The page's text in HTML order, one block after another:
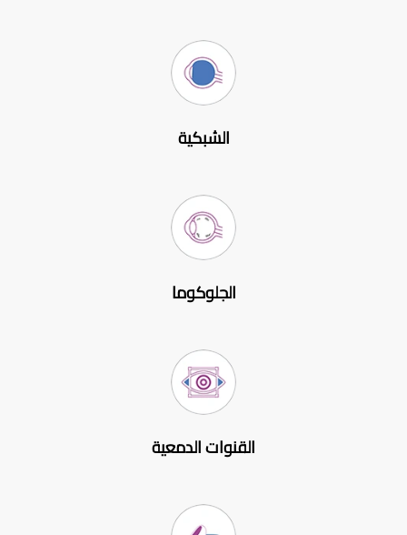
الشبكية
الجلوكوما
القنوات الدمعية